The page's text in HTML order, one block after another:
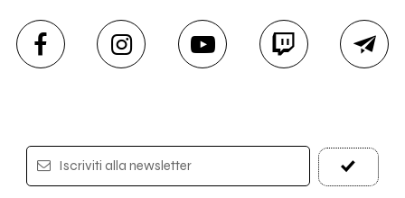
Iscriviti alla newsletter